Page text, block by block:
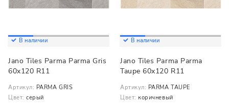
В наличии
Jano Tiles Parma Parma Gris
60x120 R11
Артикул: PARMA GRIS
Цвет: серый
В наличии
Jano Tiles Parma Parma
Taupe 60x120 R11
Артикул: PARMA TAUPE
Цвет: коричневый